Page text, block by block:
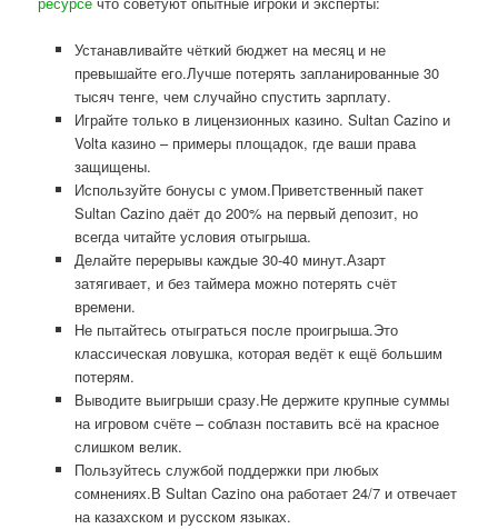
Устанавливайте чёткий бюджет на месяц и не
превышайте его.Лучше потерять запланированные 30
тысяч тенге, чем случайно спустить зарплату.
Играйте только в лицензионных казино. Sultan Cazino и
Volta казино – примеры площадок, где ваши права
защищены.
Используйте бонусы с умом.Приветственный пакет
Sultan Cazino даёт до 200% на первый депозит, но
всегда читайте условия отыгрыша.
Делайте перерывы каждые 30-40 минут.Азарт
затягивает, и без таймера можно потерять счёт
времени.
Не пытайтесь отыграться после проигрыша.Это
классическая ловушка, которая ведёт к ещё большим
потерям.
Выводите выигрыши сразу.Не держите крупные суммы
на игровом счёте – соблазн поставить всё на красное
слишком велик.
Пользуйтесь службой поддержки при любых
сомнениях.В Sultan Cazino она работает 24/7 и отвечает
на казахском и русском языках.